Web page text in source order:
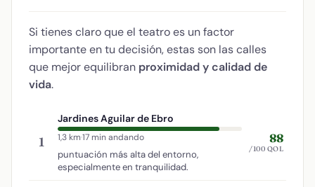
Si tienes claro que el teatro es un factor
importante en tu decisión, estas son las calles
que mejor equilibran proximidad y calidad de
vida.
1
Jardines Aguilar de Ebro
1,3 km·17 min andando
puntuación más alta del entorno,
especialmente en tranquilidad.
88
/100 QOL